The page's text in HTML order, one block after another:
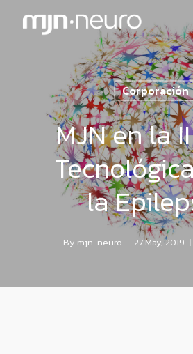
Corporación
MJN en la
la
By mjn-neuro 27 May, 2019